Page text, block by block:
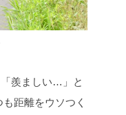
羨ましい…」と
距離をウソつく